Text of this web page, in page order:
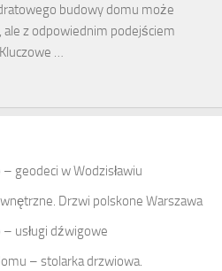
budowy domu może
z odpowiednim podejściem
…
geodeci w Wodzisławiu
Drzwi polskone Warszawa
usługi dźwigowe
– stolarka drzwiowa.